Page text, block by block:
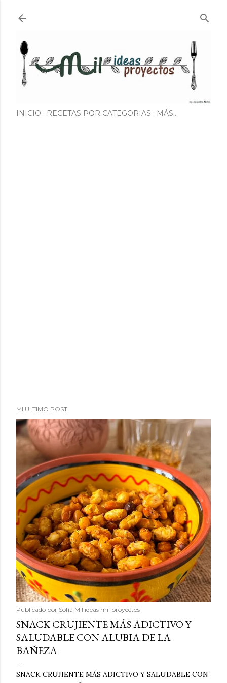
INICIO RECETAS POR CATEGORIAS MÁS…
MI ULTIMO POST
Publicado por Sofía Mil ideas mil proyectos
SNACK CRUJIENTE MÁS ADICTIVO Y
SALUDABLE CON ALUBIA DE LA
BAÑEZA
SNACK CRUJIENTE MÁS ADICTIVO Y SALUDABLE CON